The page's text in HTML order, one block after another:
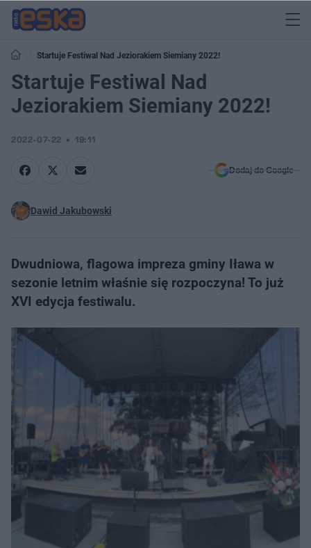
Startuje Festiwal Nad Jeziorakiem Siemiany 2022!
Startuje Festiwal Nad
Jeziorakiem Siemiany 2022!
2022-07-22 19:11
Dodaj do Google
Dawid Jakubowski
Dwudniowa, flagowa impreza gminy Iława w
sezonie letnim właśnie się rozpoczyna! To już
XVI edycja festiwalu.